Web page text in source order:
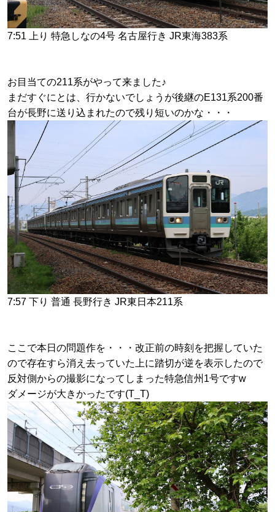
7:51 上り 特急しなの4号 名古屋行き JR東海383系
お目当ての211系がやって来ました♪
まだすぐにとは、行かないでしょうが後継のE131系200番
台が長野に送り込まれたので残り短いのかな・・・
7:57 下り 普通 長野行き JR東日本211系
ここで本日の問題作を・・・改正前の時刻を把握していた
ので存在すら消え去っていた上に踏切が逆を表示したので
反対側からの撮影になってしまった特急信州1号ですw
ダメージが大きかったです(T_T)